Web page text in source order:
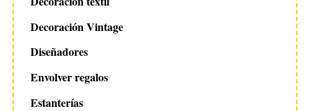
Decoración Vintage
Diseñadores
Envolver regalos
Estanterías